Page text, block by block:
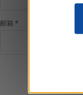
邮箱 *